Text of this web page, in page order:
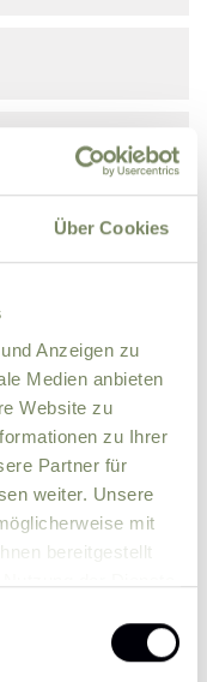
Über Cookies
Anzeigen zu
Medien anbieten
Website zu
zu Ihrer
Partner für
weiter. Unsere
mit
bereitgestellt